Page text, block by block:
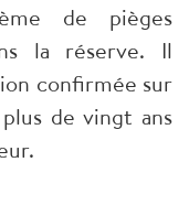
de pièges
la réserve. Il
confirmée sur
de vingt ans